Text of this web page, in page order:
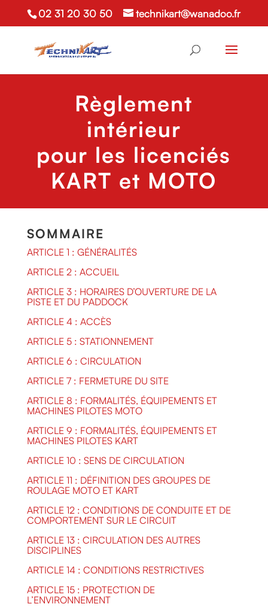
02 31 20 30 50 technikart@wanadoo.fr
Règlement
intérieur
pour les licenciés
KART et MOTO
SOMMAIRE
ARTICLE 1 : GÉNÉRALITÉS
ARTICLE 2 : ACCUEIL
ARTICLE 3 : HORAIRES D’OUVERTURE DE LA
PISTE ET DU PADDOCK
ARTICLE 4 : ACCÈS
ARTICLE 5 : STATIONNEMENT
ARTICLE 6 : CIRCULATION
ARTICLE 7 : FERMETURE DU SITE
ARTICLE 8 : FORMALITÉS, ÉQUIPEMENTS ET
MACHINES PILOTES MOTO
ARTICLE 9 : FORMALITÉS, ÉQUIPEMENTS ET
MACHINES PILOTES KART
ARTICLE 10 : SENS DE CIRCULATION
ARTICLE 11 : DÉFINITION DES GROUPES DE
ROULAGE MOTO ET KART
ARTICLE 12 : CONDITIONS DE CONDUITE ET DE
COMPORTEMENT SUR LE CIRCUIT
ARTICLE 13 : CIRCULATION DES AUTRES
DISCIPLINES
ARTICLE 14 : CONDITIONS RESTRICTIVES
ARTICLE 15 : PROTECTION DE
L’ENVIRONNEMENT